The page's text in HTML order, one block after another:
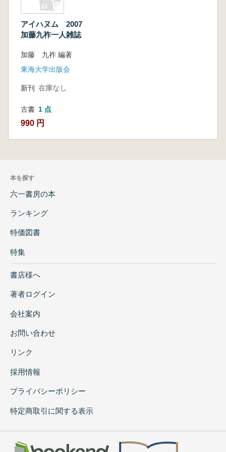
アイハヌム 2007
加藤九祚一人雑誌
加藤 九祚 編著
東海大学出版会
新刊 在庫なし
古書 1 点
990 円
本を探す
六一書房の本
ランキング
特価図書
特集
書店様へ
著者ログイン
会社案内
お問い合わせ
リンク
採用情報
プライバシーポリシー
特定商取引に関する表示